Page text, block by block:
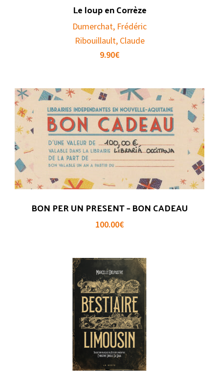
Le loup en Corrèze
Dumerchat, Frédéric
Ribouillault, Claude
9.90€
BON PER UN PRESENT – BON CADEAU
100.00€